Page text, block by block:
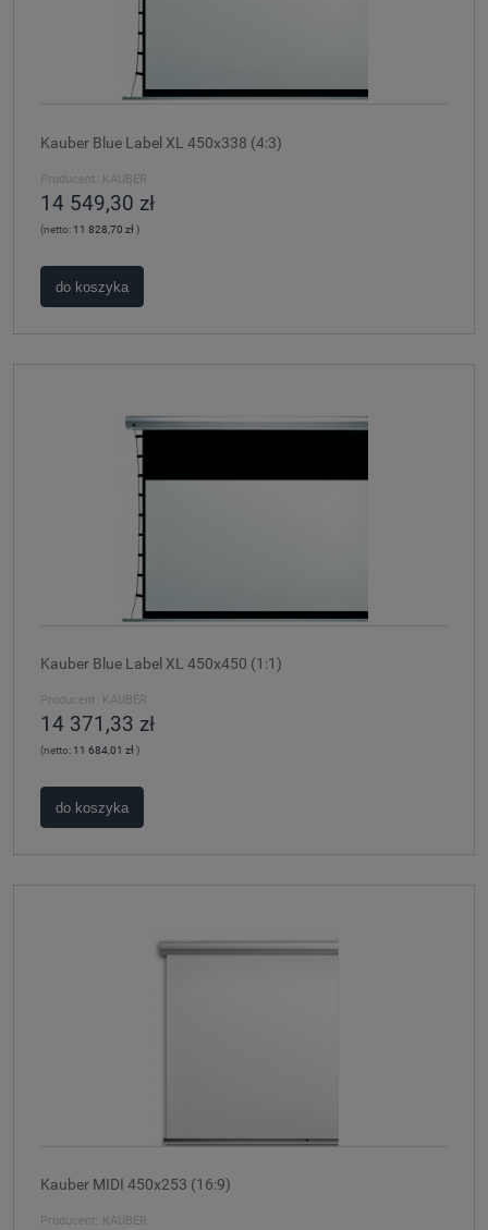
Kauber Blue Label XL 450x338 (4:3)
Producent: KAUBER
14 549,30 zł
(netto: 11 828,70 zł)
do koszyka
Kauber Blue Label XL 450x450 (1:1)
Producent: KAUBER
14 371,33 zł
(netto: 11 684,01 zł)
do koszyka
Kauber MIDI 450x253 (16:9)
Producent: KAUBER